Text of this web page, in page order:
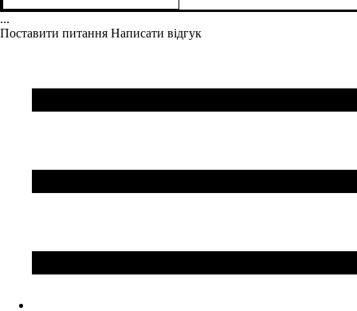
4850
5000
використання
...
Поставити питання Написати відгук